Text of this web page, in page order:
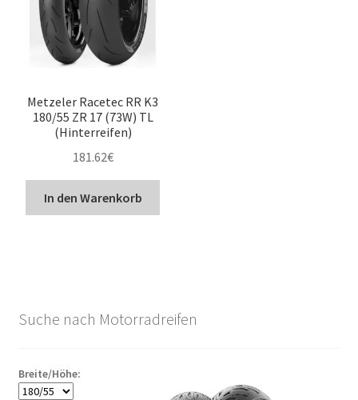
Metzeler Racetec RR K3
180/55 ZR 17 (73W) TL
(Hinterreifen)
181.62€
In den Warenkorb
Suche nach Motorradreifen
Breite/Höhe: